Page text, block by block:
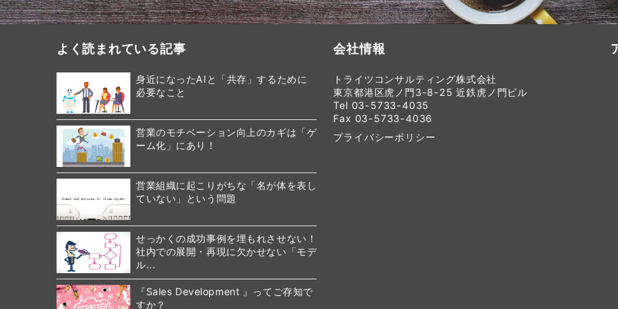
よく読まれている記事
身近になったAIと「共存」するために
必要なこと
営業のモチベーション向上のカギは「ゲ
ーム化」にあり！
営業組織に起こりがちな「名が体を表し
ていない」という問題
せっかくの成功事例を埋もれさせない！
社内での展開・再現に欠かせない「モデ
ル...
『Sales Development 』ってご存知で
すか？
会社情報
トライツコンサルティング株式会社
東京都港区虎ノ門3-8-25 近鉄虎ノ門ビル
Tel 03-5733-4035
Fax 03-5733-4036
プライバシーポリシー